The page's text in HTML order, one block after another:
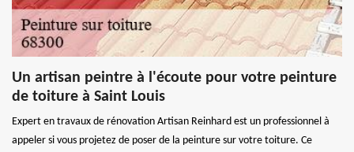
Un artisan peintre à l'écoute pour votre peinture
de toiture à Saint Louis
Expert en travaux de rénovation Artisan Reinhard est un professionnel à
appeler si vous projetez de poser de la peinture sur votre toiture. Ce